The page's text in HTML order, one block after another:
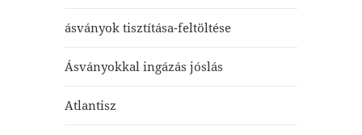
ásványok tisztítása-feltöltése
Ásványokkal ingázás jóslás
Atlantisz